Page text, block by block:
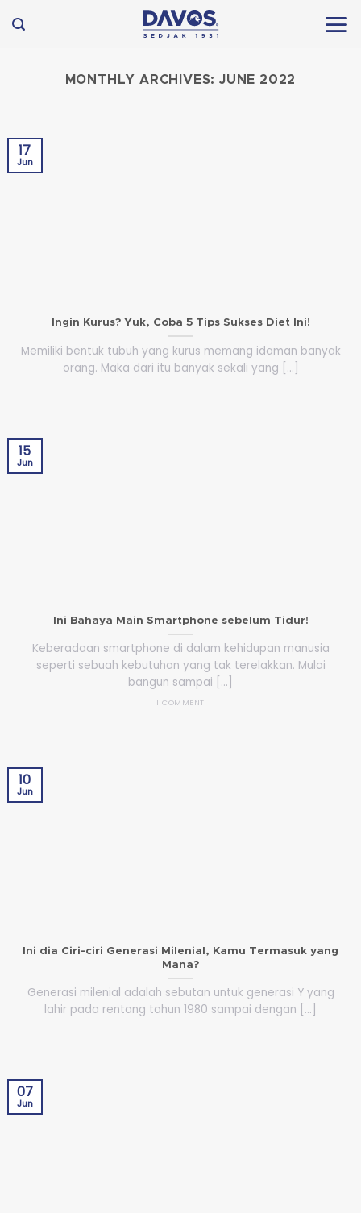
to
MONTHLY ARCHIVES:JUNE 2022
Ingin Kurus? Yuk, Coba 5 Tips Sukses Diet Ini!
Memiliki bentuk tubuh yang kurus memang idaman banyak
orang. Maka dari itu banyak sekali yang [...]
17
Jun
Ini Bahaya Main Smartphone sebelum Tidur!
Keberadaan smartphone di dalam kehidupan manusia
seperti sebuah kebutuhan yang tak terelakkan. Mulai
bangun sampai [...]
1 COMMENT
15
Jun
Ini dia Ciri-ciri Generasi Milenial, Kamu Termasuk yang
Mana?
Generasi milenial adalah sebutan untuk generasi Y yang
lahir pada rentang tahun 1980 sampai dengan [...]
10
Jun
07
Jun